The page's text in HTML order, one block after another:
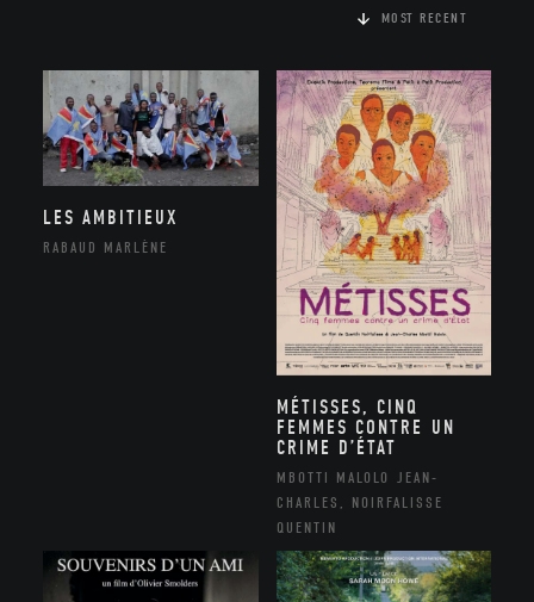
MOST RECENT
LES AMBITIEUX
RABAUD MARLÈNE
MÉTISSES, CINQ
FEMMES CONTRE UN
CRIME D’ÉTAT
MBOTTI MALOLO JEAN-
CHARLES, NOIRFALISSE
QUENTIN